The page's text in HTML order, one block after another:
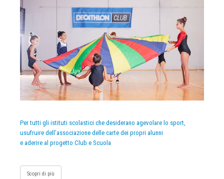
Per tutti gli istituti scolastici che desiderano agevolare lo sport,
usufruire dell’associazione delle carte dei propri alunni
e aderire al progetto Club e Scuola
Scopri di più